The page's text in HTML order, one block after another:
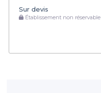
Sur devis
Établissement non réservable